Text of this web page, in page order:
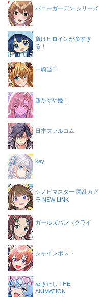
バニーガーデン シリーズ
負けヒロインが多すぎ
る！
一騎当千
超かぐや姫！
日本ファルコム
key
シノビマスター 閃乱カグ
ラ NEW LINK
ガールズバンドクライ
シャインポスト
ぬきたし THE
ANIMATION